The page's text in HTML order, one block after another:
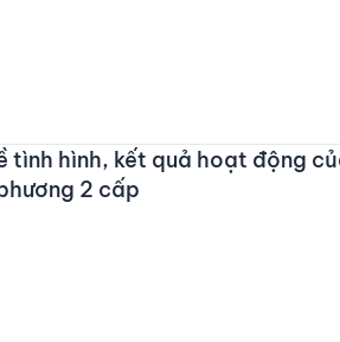
tình hình, kết quả hoạt động
2 cấp